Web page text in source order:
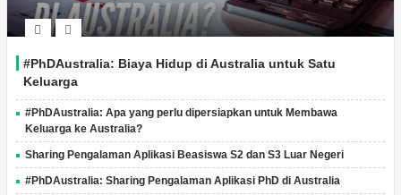
#PhDAustralia: Biaya Hidup di Australia untuk Satu
Keluarga
#PhDAustralia: Apa yang perlu dipersiapkan untuk Membawa
Keluarga ke Australia?
Sharing Pengalaman Aplikasi Beasiswa S2 dan S3 Luar Negeri
#PhDAustralia: Sharing Pengalaman Aplikasi PhD di Australia